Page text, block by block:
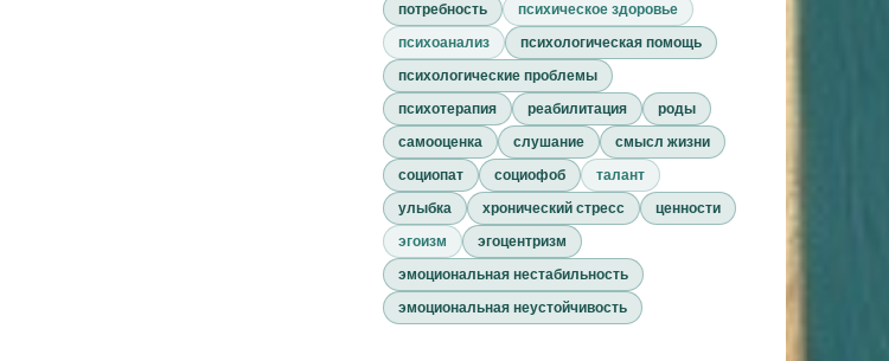
потребность
психическое здоровье
психоанализ
психологическая помощь
психологические проблемы
психотерапия
реабилитация
роды
самооценка
слушание
смысл жизни
социопат
социофоб
талант
улыбка
хронический стресс
ценности
эгоизм
эгоцентризм
эмоциональная нестабильность
эмоциональная неустойчивость